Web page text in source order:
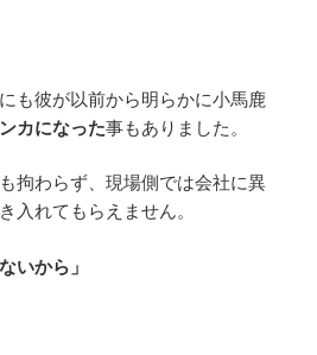
も彼が以前から明らかに小馬鹿
カになった事もありました。
拘わらず、現場側では会社に異
入れてもらえません。
いから」